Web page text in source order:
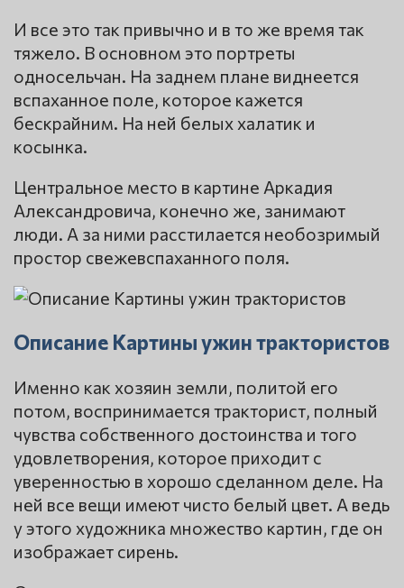
И все это так привычно и в то же время так
тяжело. В основном это портреты
односельчан. На заднем плане виднеется
вспаханное поле, которое кажется
бескрайним. На ней белых халатик и
косынка.
Центральное место в картине Аркадия
Александровича, конечно же, занимают
люди. А за ними расстилается необозримый
простор свежевспаханного поля.
Описание Картины ужин трактористов
Именно как хозяин земли, политой его
потом, воспринимается тракторист, полный
чувства собственного достоинства и того
удовлетворения, которое приходит с
уверенностью в хорошо сделанном деле. На
ней все вещи имеют чисто белый цвет. А ведь
у этого художника множество картин, где он
изображает сирень.